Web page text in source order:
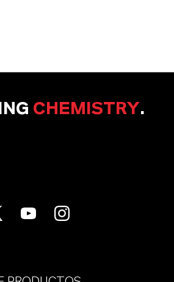
CHEMISTRY.